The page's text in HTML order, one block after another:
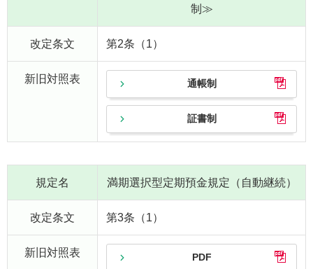
制≫
改定条文 第2条（1）
新旧対照表 通帳制
証書制
規定名 満期選択型定期預金規定（自動継続）
改定条文 第3条（1）
新旧対照表 PDF